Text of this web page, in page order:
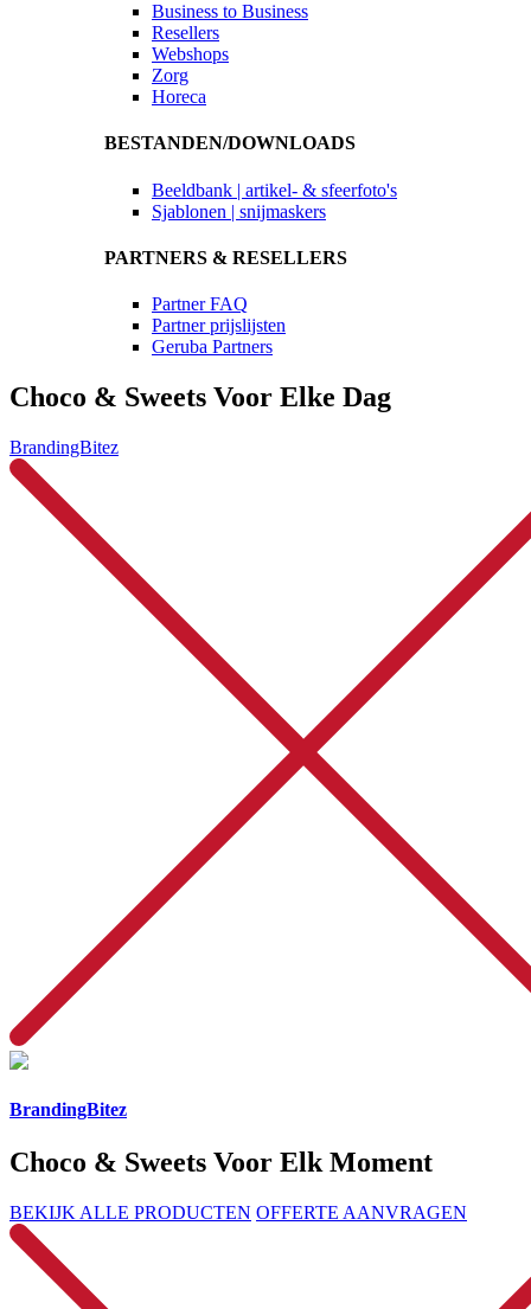
Business to Business
Resellers
Webshops
Zorg
Horeca
BESTANDEN/DOWNLOADS
Beeldbank | artikel- & sfeerfoto's
Sjablonen | snijmaskers
PARTNERS & RESELLERS
Partner FAQ
Partner prijslijsten
Geruba Partners
Choco & Sweets Voor Elke Dag
BrandingBitez
BrandingBitez
Choco & Sweets Voor Elk Moment
BEKIJK ALLE PRODUCTEN OFFERTE AANVRAGEN